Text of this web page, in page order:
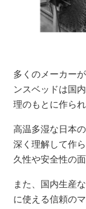
多くのメーカー
ンスベッドは国
理のもとに作られ
高温多湿な日本
深く理解して作
久性や安全性の
また、国内生産
に使える信頼の